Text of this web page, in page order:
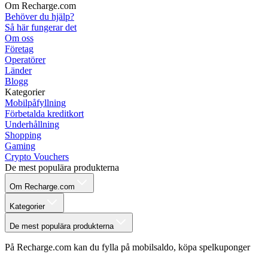
Om Recharge.com
Behöver du hjälp?
Så här fungerar det
Om oss
Företag
Operatörer
Länder
Blogg
Kategorier
Mobilpåfyllning
Förbetalda kreditkort
Underhållning
Shopping
Gaming
Crypto Vouchers
De mest populära produkterna
Om Recharge.com
Kategorier
De mest populära produkterna
På Recharge.com kan du fylla på mobilsaldo, köpa spelkuponger